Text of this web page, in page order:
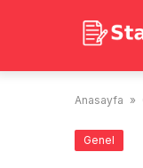
Anasayfa »
Genel